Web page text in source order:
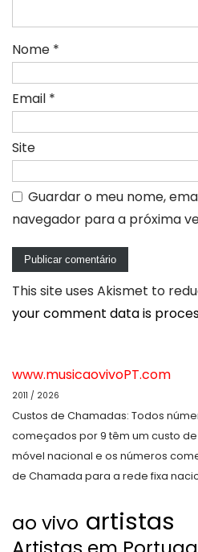
Nome *
Email *
Site
Guardar o meu nome,
navegador para a próxima
This site uses Akismet to
your comment data is
www.musicaovivoPT.com
2011 / 2026
Custos de Chamadas: Todos
começados por 9 têm um custo
móvel nacional e os números
de Chamada para a rede fixa
ao vivo artistas